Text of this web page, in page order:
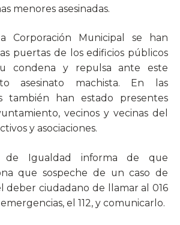
menores asesinadas.
Corporación Municipal se han
puertas de los edificios públicos
condena y repulsa ante este
asesinato machista. En las
también han estado presentes
vecinos y vecinas del
y asociaciones.
de Igualdad informa de que
que sospeche de un caso de
deber ciudadano de llamar al 016
el 112, y comunicarlo.